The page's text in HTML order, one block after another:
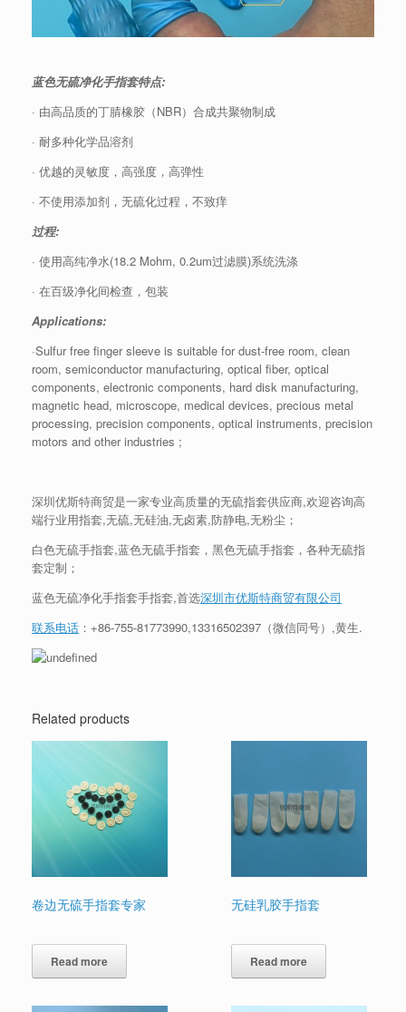
蓝色无硫净化手指套特点:
· 由高品质的丁腈橡胶（NBR）合成共聚物制成
· 耐多种化学品溶剂
· 优越的灵敏度，高强度，高弹性
· 不使用添加剂，无硫化过程，不致痒
过程:
· 使用高纯净水(18.2 Mohm, 0.2um过滤膜)系统洗涤
· 在百级净化间检查，包装
Applications:
·Sulfur free finger sleeve is suitable for dust-free room, clean
room, semiconductor manufacturing, optical fiber, optical
components, electronic components, hard disk manufacturing,
magnetic head, microscope, medical devices, precious metal
processing, precision components, optical instruments, precision
motors and other industries ;
深圳优斯特商贸是一家专业高质量的无硫指套供应商,欢迎咨询高
端行业用指套,无硫,无硅油,无卤素,防静电,无粉尘；
白色无硫手指套,蓝色无硫手指套，黑色无硫手指套，各种无硫指
套定制；
蓝色无硫净化手指套手指套,首选深圳市优斯特商贸有限公司
联系电话 ： +86-755-81773990,13316502397 （微信同号）,黄生.
Related products
卷边无硫手指套专家
Read more
无硅乳胶手指套
Read more